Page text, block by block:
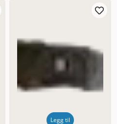
Legg til